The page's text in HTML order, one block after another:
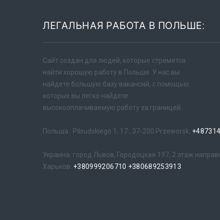
ЛЕГАЛЬНАЯ РАБОТА В ПОЛЬШЕ:
Сайт создан для людей, которые стремятся
найти хорошую работу в Польше. У нас вы
найдете большую базу вакансий, с помощью
которых вы легко найдете
высокооплачиваемую работу за границей.
Польша : Pilsudskiego 1, 17 , 37-200 Przeworsk,
Украина: город Львов, Городоцкая 197, 2 этаж
Харьков. +380999206710 +380689253913